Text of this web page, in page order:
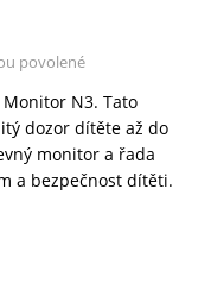
povolené
Monitor N3. Tato
dozor dítěte až do
monitor a řada
a bezpečnost dítěti.